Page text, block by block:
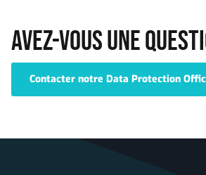
AVEZ-VOUS UNE
Contacter notre Data Protection